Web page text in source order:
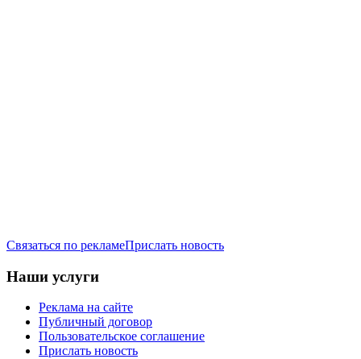
Связаться по рекламеПрислать новость
Наши услуги
Реклама на сайте
Публичный договор
Пользовательское соглашение
Прислать новость